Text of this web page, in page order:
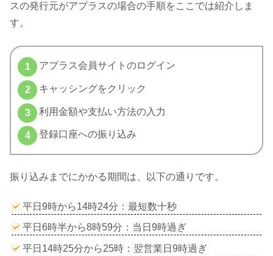
スの発行元がアプラスの場合の手順をここでは紹介しま
す。
アプラス会員サイトのログイン
キャッシングをクリック
利用金額や支払い方法の入力
登録口座への振り込み
振り込みまでにかかる期間は、以下の通りです。
平日9時から14時24分：最短数十秒
平日6時半から8時59分：当日9時過ぎ
平日14時25分から25時：翌営業日9時過ぎ